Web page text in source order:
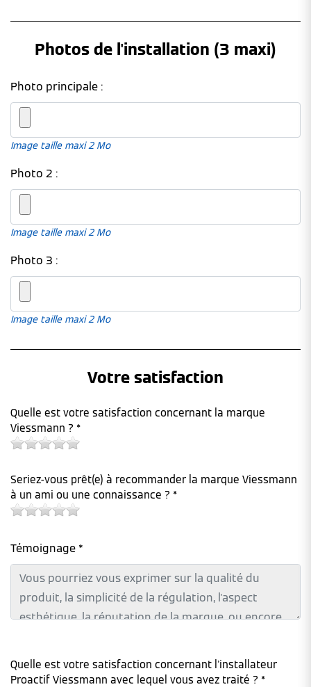
Photos de l'installation (3 maxi)
Photo principale :
Image taille maxi 2 Mo
Photo 2 :
Image taille maxi 2 Mo
Photo 3 :
Image taille maxi 2 Mo
Votre satisfaction
Quelle est votre satisfaction concernant la marque
Viessmann ? *
Seriez-vous prêt(e) à recommander la marque Viessmann
à un ami ou une connaissance ? *
Témoignage *
Quelle est votre satisfaction concernant l'installateur
Proactif Viessmann avec lequel vous avez traité ? *